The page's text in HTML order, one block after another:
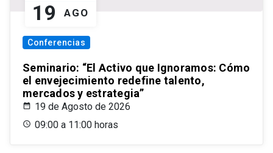
19 AGO
Conferencias
Seminario: “El Activo que Ignoramos: Cómo
el envejecimiento redefine talento,
mercados y estrategia”
19 de Agosto de 2026
09:00 a 11:00 horas